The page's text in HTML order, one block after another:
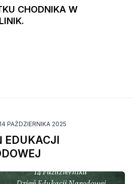
CHODNIKA W
PAŹDZIERNIKA 2025
EDUKACJI